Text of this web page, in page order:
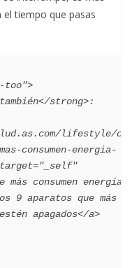
tiempo que pasas
lifestyle/cu
consumen-energia-
target="_self"
consumen energía
9 aparatos que más
apagados</a>